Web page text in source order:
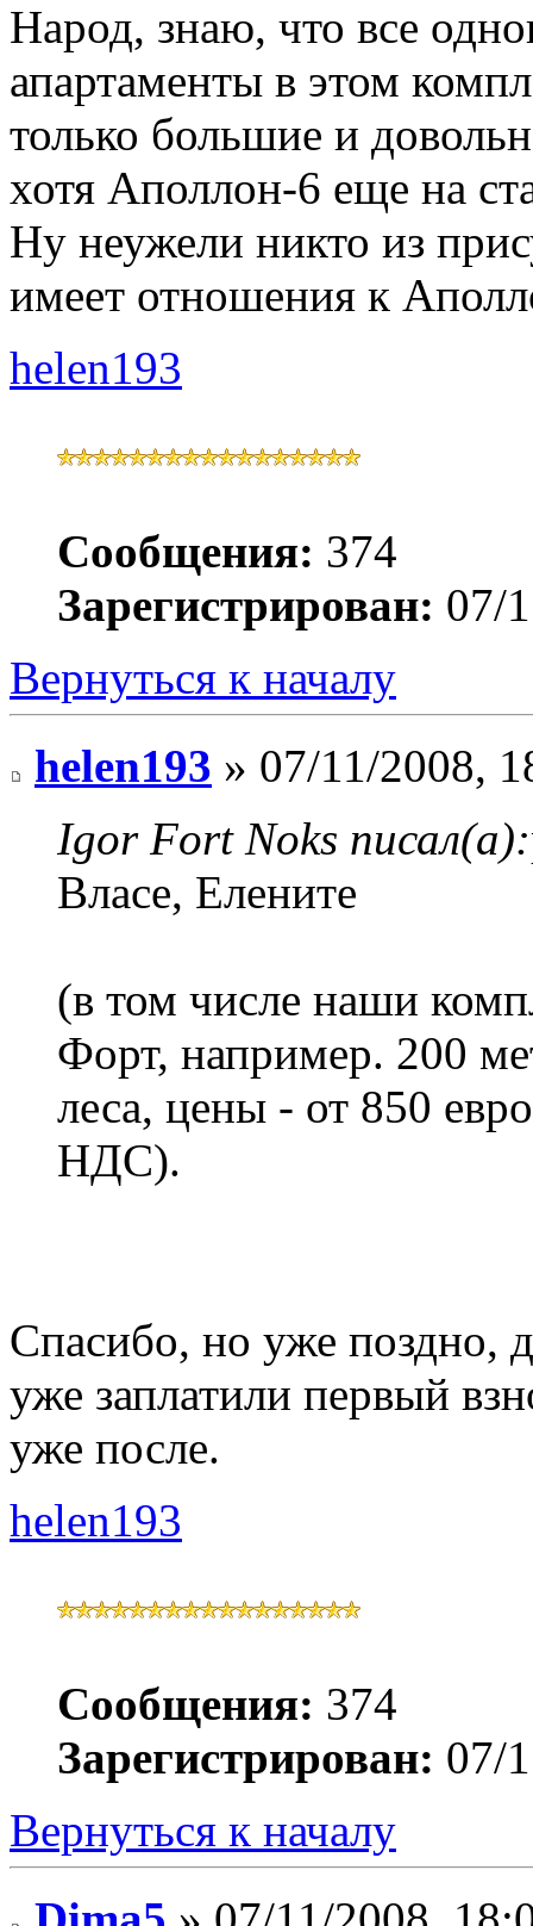
Народ, знаю, что все
апартаменты в этом
только большие и
хотя Аполлон-6 еще на
Ну неужели никто из
имеет отношения к
helen193
Сообщения: 374
Зарегистрирован: 07/
Вернуться к началу
helen193 » 07/11/2008,
Igor Fort Noks писал(а):
Власе, Елените
(в том числе наши
Форт, например. 200
леса, цены - от 850
НДС).
Спасибо, но уже поздно,
уже заплатили первый
уже после.
helen193
Сообщения: 374
Зарегистрирован: 07/
Вернуться к началу